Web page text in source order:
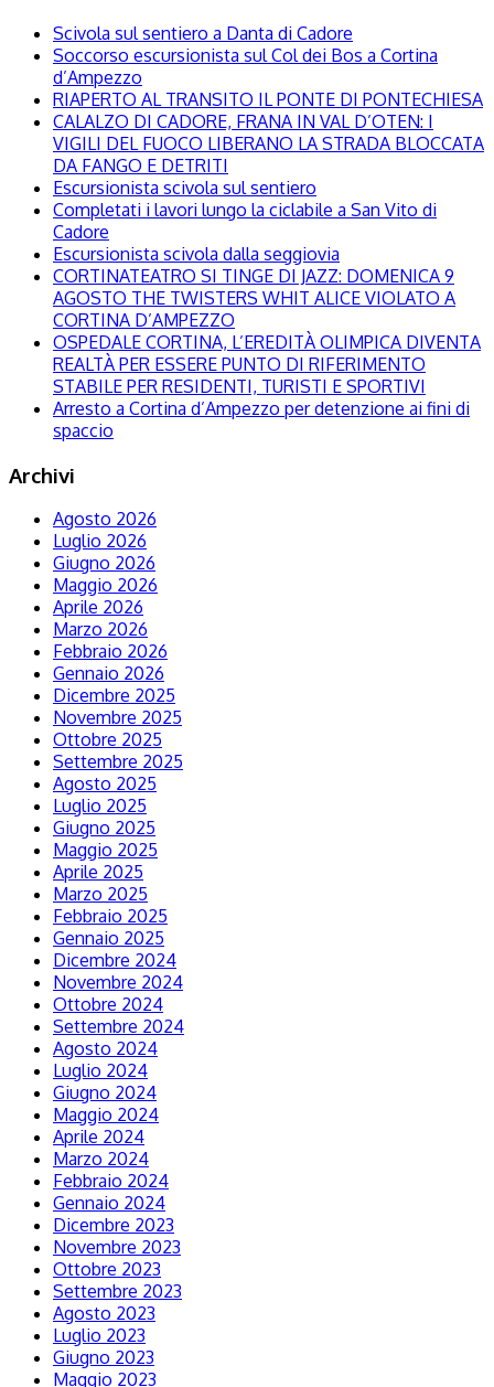
Scivola sul sentiero a Danta di Cadore
Soccorso escursionista sul Col dei Bos a Cortina
d’Ampezzo
RIAPERTO AL TRANSITO IL PONTE DI PONTECHIESA
CALALZO DI CADORE, FRANA IN VAL D’OTEN: I
VIGILI DEL FUOCO LIBERANO LA STRADA BLOCCATA
DA FANGO E DETRITI
Escursionista scivola sul sentiero
Completati i lavori lungo la ciclabile a San Vito di
Cadore
Escursionista scivola dalla seggiovia
CORTINATEATRO SI TINGE DI JAZZ: DOMENICA 9
AGOSTO THE TWISTERS WHIT ALICE VIOLATO A
CORTINA D’AMPEZZO
OSPEDALE CORTINA, L’EREDITÀ OLIMPICA DIVENTA
REALTÀ PER ESSERE PUNTO DI RIFERIMENTO
STABILE PER RESIDENTI, TURISTI E SPORTIVI
Arresto a Cortina d’Ampezzo per detenzione ai fini di
spaccio
Archivi
Agosto 2026
Luglio 2026
Giugno 2026
Maggio 2026
Aprile 2026
Marzo 2026
Febbraio 2026
Gennaio 2026
Dicembre 2025
Novembre 2025
Ottobre 2025
Settembre 2025
Agosto 2025
Luglio 2025
Giugno 2025
Maggio 2025
Aprile 2025
Marzo 2025
Febbraio 2025
Gennaio 2025
Dicembre 2024
Novembre 2024
Ottobre 2024
Settembre 2024
Agosto 2024
Luglio 2024
Giugno 2024
Maggio 2024
Aprile 2024
Marzo 2024
Febbraio 2024
Gennaio 2024
Dicembre 2023
Novembre 2023
Ottobre 2023
Settembre 2023
Agosto 2023
Luglio 2023
Giugno 2023
Maggio 2023